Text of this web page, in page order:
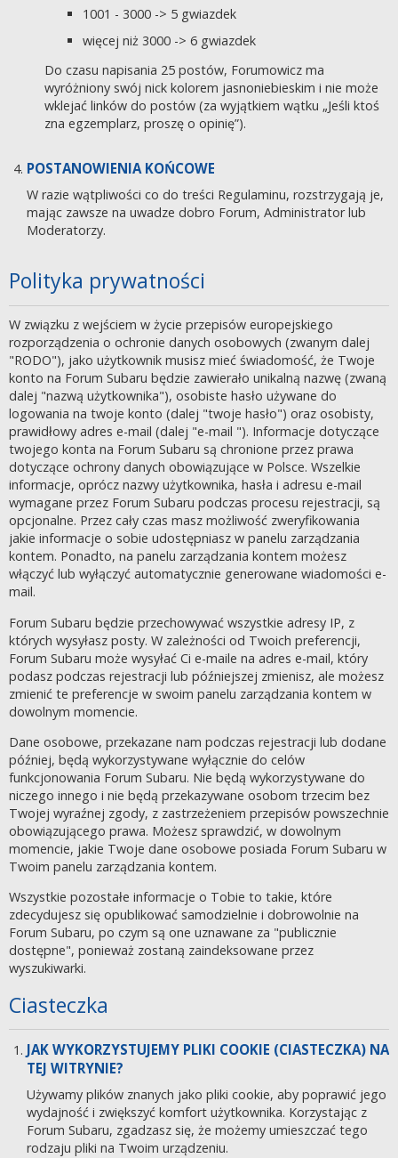
1001 - 3000 -> 5 gwiazdek
więcej niż 3000 -> 6 gwiazdek
Do czasu napisania 25 postów, Forumowicz ma
wyróżniony swój nick kolorem jasnoniebieskim i nie może
wklejać linków do postów (za wyjątkiem wątku „Jeśli ktoś
zna egzemplarz, proszę o opinię”).
POSTANOWIENIA KOŃCOWE
W razie wątpliwości co do treści Regulaminu, rozstrzygają je,
mając zawsze na uwadze dobro Forum, Administrator lub
Moderatorzy.
Polityka prywatności
W związku z wejściem w życie przepisów europejskiego
rozporządzenia o ochronie danych osobowych (zwanym dalej
"RODO"), jako użytkownik musisz mieć świadomość, że Twoje
konto na Forum Subaru będzie zawierało unikalną nazwę (zwaną
dalej "nazwą użytkownika"), osobiste hasło używane do
logowania na twoje konto (dalej "twoje hasło") oraz osobisty,
prawidłowy adres e-mail (dalej "e-mail "). Informacje dotyczące
twojego konta na Forum Subaru są chronione przez prawa
dotyczące ochrony danych obowiązujące w Polsce. Wszelkie
informacje, oprócz nazwy użytkownika, hasła i adresu e-mail
wymagane przez Forum Subaru podczas procesu rejestracji, są
opcjonalne. Przez cały czas masz możliwość zweryfikowania
jakie informacje o sobie udostępniasz w panelu zarządzania
kontem. Ponadto, na panelu zarządzania kontem możesz
włączyć lub wyłączyć automatycznie generowane wiadomości e-
mail.
Forum Subaru będzie przechowywać wszystkie adresy IP, z
których wysyłasz posty. W zależności od Twoich preferencji,
Forum Subaru może wysyłać Ci e-maile na adres e-mail, który
podasz podczas rejestracji lub późniejszej zmienisz, ale możesz
zmienić te preferencje w swoim panelu zarządzania kontem w
dowolnym momencie.
Dane osobowe, przekazane nam podczas rejestracji lub dodane
później, będą wykorzystywane wyłącznie do celów
funkcjonowania Forum Subaru. Nie będą wykorzystywane do
niczego innego i nie będą przekazywane osobom trzecim bez
Twojej wyraźnej zgody, z zastrzeżeniem przepisów powszechnie
obowiązującego prawa. Możesz sprawdzić, w dowolnym
momencie, jakie Twoje dane osobowe posiada Forum Subaru w
Twoim panelu zarządzania kontem.
Wszystkie pozostałe informacje o Tobie to takie, które
zdecydujesz się opublikować samodzielnie i dobrowolnie na
Forum Subaru, po czym są one uznawane za "publicznie
dostępne", ponieważ zostaną zaindeksowane przez
wyszukiwarki.
Ciasteczka
JAK WYKORZYSTUJEMY PLIKI COOKIE (CIASTECZKA) NA
TEJ WITRYNIE?
Używamy plików znanych jako pliki cookie, aby poprawić jego
wydajność i zwiększyć komfort użytkownika. Korzystając z
Forum Subaru, zgadzasz się, że możemy umieszczać tego
rodzaju pliki na Twoim urządzeniu.